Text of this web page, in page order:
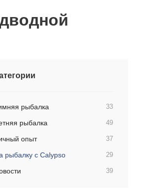
рыбалка 33
рыбалка 49
опыт 37
рыбалку с Calypso 29
39